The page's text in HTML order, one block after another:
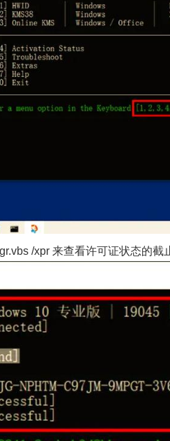
/xpr 来查看许可证状态的截